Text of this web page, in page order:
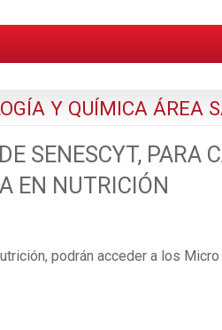
Y QUÍMICA ÁREA
SENESCYT, PARA
EN NUTRICIÓN
podrán acceder a los